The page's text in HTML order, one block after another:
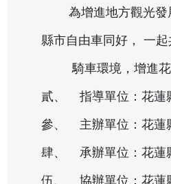
為增進地方觀光發展
縣市自由車同好， 一
騎車環境，增進花
貳、 指導單位：花蓮
參、 主辦單位：花蓮
肆、 承辦單位：花蓮
伍、 協辦單位：花蓮